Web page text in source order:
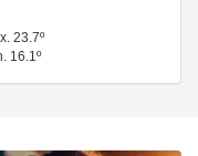
23.7º
16.1º